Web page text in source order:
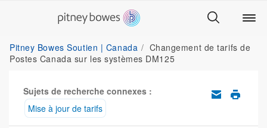
Pitney Bowes Soutien | Canada
Changement de tarifs de
Postes Canada sur les systèmes DM125
Sujets de recherche connexes :
Mise à jour de tarifs